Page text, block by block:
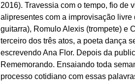
2016). Travessia com o tempo, fio de
alipresentes com a improvisação
guitarra), Romulo Alexis (trompete) e
terceiro dos três atos, a poeta dança
escrevendo Ana Flor. Depois da
Rememorando. Ensaiando toda
processo cotidiano com essas